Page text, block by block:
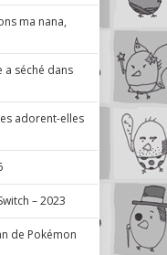
ma nana,
a séché dans
adorent-elles
– 2023
de Pokémon